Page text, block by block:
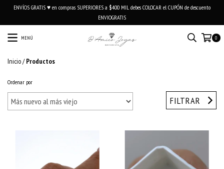
ENVÍOS GRATIS ♥ en compras SUPERIORES a $400 MIL debes COLOCAR el CUPÓN de descuento
ENVIOGRATIS
MENÚ 0
Inicio/ Productos
Ordenar por
FILTRAR